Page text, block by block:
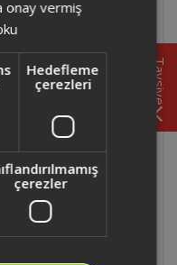
Şarjlı
kaç
cilt
Şarjlı
Tavsiye
onay vermiş
Hedefleme
çerezleri
çerezler